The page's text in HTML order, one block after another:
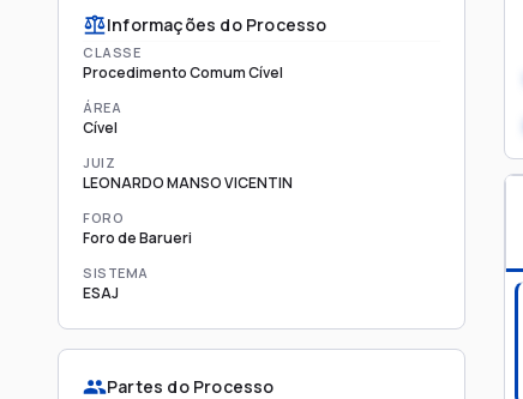
Informações do Processo
CLASSE
Procedimento Comum Cível
ÁREA
Cível
JUIZ
LEONARDO MANSO VICENTIN
FORO
Foro de Barueri
SISTEMA
ESAJ
Partes do Processo